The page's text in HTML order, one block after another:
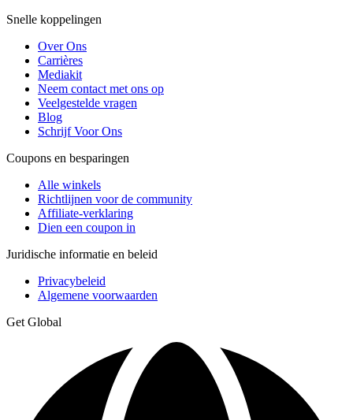
Snelle koppelingen
Over Ons
Carrières
Mediakit
Neem contact met ons op
Veelgestelde vragen
Blog
Schrijf Voor Ons
Coupons en besparingen
Alle winkels
Richtlijnen voor de community
Affiliate-verklaring
Dien een coupon in
Juridische informatie en beleid
Privacybeleid
Algemene voorwaarden
Get Global